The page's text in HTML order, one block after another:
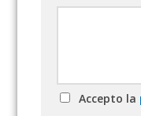
Accepto la